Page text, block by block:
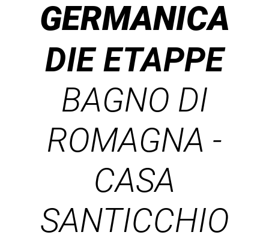
GERMANICA
DIE ETAPPE
BAGNO DI
ROMAGNA -
CASA
SANTICCHIO